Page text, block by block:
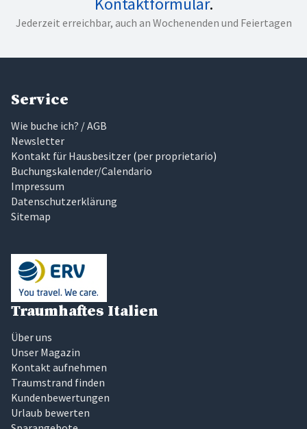
Jederzeit erreichbar, auch an Wochenenden und Feiertagen
Service
Wie buche ich? / AGB
Newsletter
Kontakt für Hausbesitzer (per proprietario)
Buchungskalender/Calendario
Impressum
Datenschutzerklärung
Sitemap
Traumhaftes Italien
Über uns
Unser Magazin
Kontakt aufnehmen
Traumstrand finden
Kundenbewertungen
Urlaub bewerten